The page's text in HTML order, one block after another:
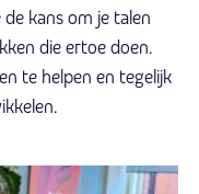
kans om je talen
die ertoe doen.
te helpen en tegelijk